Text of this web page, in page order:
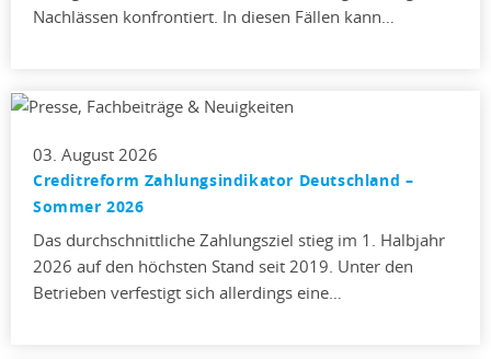
Nachlässen konfrontiert. In diesen Fällen kann…
03. August 2026
Creditreform Zahlungsindikator Deutschland –
Sommer 2026
Das durchschnittliche Zahlungsziel stieg im 1. Halbjahr
2026 auf den höchsten Stand seit 2019. Unter den
Betrieben verfestigt sich allerdings eine…